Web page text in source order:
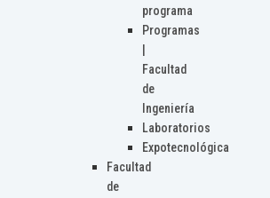
programa
Programas
Facultad
de
Ingeniería
Laboratorios
Expotecnológica
Facultad
de